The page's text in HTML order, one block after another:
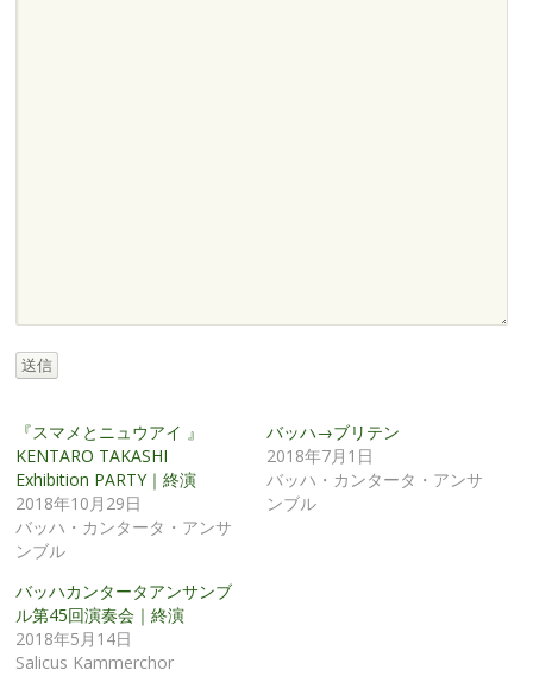
送信
『スマメとニュウアイ 』
KENTARO TAKASHI
Exhibition PARTY｜終演
2018年10月29日
バッハ・カンタータ・アンサ
ンブル
バッハ→ブリテン
2018年7月1日
バッハ・カンタータ・アンサ
ンブル
バッハカンタータアンサンブ
ル第45回演奏会｜終演
2018年5月14日
Salicus Kammerchor